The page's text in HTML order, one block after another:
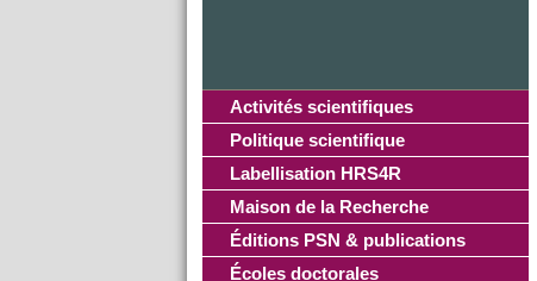
Activités scientifiques
Politique scientifique
Labellisation HRS4R
Maison de la Recherche
Éditions PSN & publications
Écoles doctorales